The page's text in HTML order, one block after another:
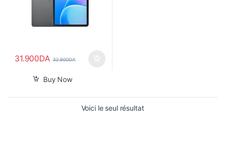
31.900DA 32.900DA
Buy Now
Voici le seul résultat